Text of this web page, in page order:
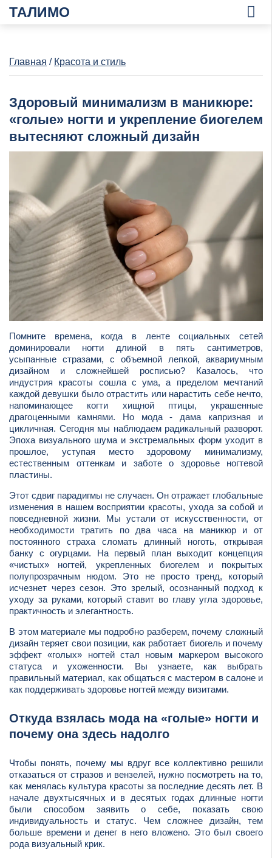
ТАЛИМО
Главная / Красота и стиль
Здоровый минимализм в маникюре:
«голые» ногти и укрепление биогелем
вытесняют сложный дизайн
Помните времена, когда в ленте социальных сетей
доминировали ногти длиной в пять сантиметров,
усыпанные стразами, с объемной лепкой, аквариумным
дизайном и сложнейшей росписью? Казалось, что
индустрия красоты сошла с ума, а пределом мечтаний
каждой девушки было отрастить или нарастить себе нечто,
напоминающее когти хищной птицы, украшенные
драгоценными камнями. Но мода - дама капризная и
цикличная. Сегодня мы наблюдаем радикальный разворот.
Эпоха визуального шума и экстремальных форм уходит в
прошлое, уступая место здоровому минимализму,
естественным оттенкам и заботе о здоровье ногтевой
пластины.
Этот сдвиг парадигмы не случаен. Он отражает глобальные
изменения в нашем восприятии красоты, ухода за собой и
повседневной жизни. Мы устали от искусственности, от
необходимости тратить по два часа на маникюр и от
постоянного страха сломать длинный ноготь, открывая
банку с огурцами. На первый план выходит концепция
«чистых» ногтей, укрепленных биогелем и покрытых
полупрозрачным нюдом. Это не просто тренд, который
исчезнет через сезон. Это зрелый, осознанный подход к
уходу за руками, который ставит во главу угла здоровье,
практичность и элегантность.
В этом материале мы подробно разберем, почему сложный
дизайн теряет свои позиции, как работает биогель и почему
эффект «голых» ногтей стал новым маркером высокого
статуса и ухоженности. Вы узнаете, как выбрать
правильный материал, как общаться с мастером в салоне и
как поддерживать здоровье ногтей между визитами.
Откуда взялась мода на «голые» ногти и
почему она здесь надолго
Чтобы понять, почему мы вдруг все коллективно решили
отказаться от стразов и вензелей, нужно посмотреть на то,
как менялась культура красоты за последние десять лет. В
начале двухтысячных и в десятых годах длинные ногти
были способом заявить о себе, показать свою
индивидуальность и статус. Чем сложнее дизайн, тем
больше времени и денег в него вложено. Это был своего
рода визуальный крик.